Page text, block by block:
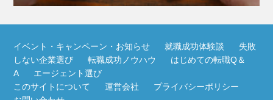
イベント・キャンペーン・お知らせ 就職成功体験談
失敗
しない企業選び
転職成功ノウハウ
はじめての転職Q＆
A
エージェント選び
このサイトについて
運営会社
プライバシーポリシー